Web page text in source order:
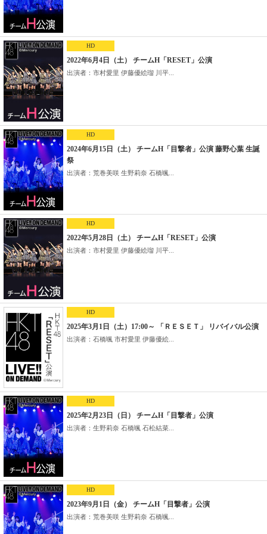
HD
2022年6月4日（土） チームH「RESET」公演
出演者：市村愛里 伊藤優絵瑠 川平...
HD
2024年6月15日（土） チームH「目撃者」公演 藤野心葉 生誕
祭
出演者：荒巻美咲 生野莉奈 石橋颯...
HD
2022年5月28日（土） チームH「RESET」公演
出演者：市村愛里 伊藤優絵瑠 川平...
HD
2025年3月1日（土）17:00～ 「ＲＥＳＥＴ」 リバイバル公演
出演者：石橋颯 市村愛里 伊藤優絵...
HD
2025年2月23日（日） チームH「目撃者」公演
出演者：生野莉奈 石橋颯 石松結菜...
HD
2023年9月1日（金） チームH「目撃者」公演
出演者：荒巻美咲 生野莉奈 石橋颯...